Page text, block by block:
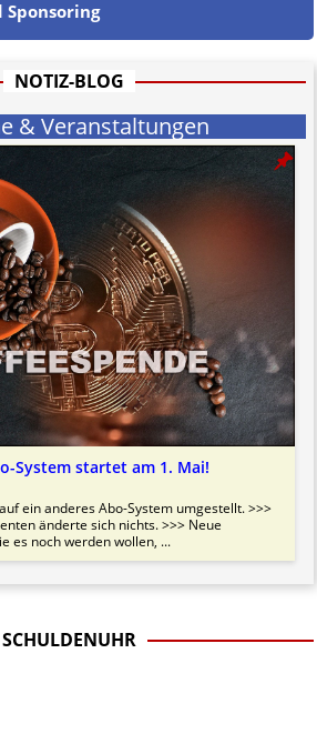
über gültiges Recht hinwegsetzen und
gebundenen Wirksamkeit hpts.
Zusammenhang auch unsereAGB.
NOTIZ-BLOG
& Veranstaltungen
System startet am 1. Mai!
ein anderes Abo-System umgestellt. >>>
änderte sich nichts. >>> Neue
es noch werden wollen, ...
SCHULDENUHR